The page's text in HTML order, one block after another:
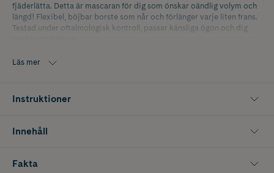
fjäderlätta. Detta är mascaran för dig som önskar oändlig volym och
längd! Flexibel, böjbar borste som når och förlänger varje liten frans.
Testad under oftalmologisk kontroll, passar känsliga ögon och dig
- Vattenfast
- Flexibel borste
- Testad under oftalmologisk kontroll
Läs mer
Instruktioner
Innehåll
Fakta